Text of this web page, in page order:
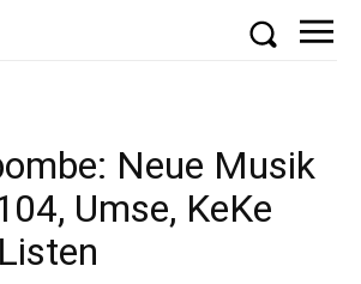
Neue Musik
Umse, KeKe